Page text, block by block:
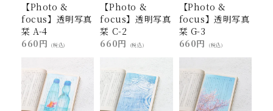
【Photo &
focus】透明写真
栞 A-4
660円
(税込)
【Photo &
focus】透明写真
栞 C-2
660円
(税込)
【Photo &
focus】透明写真
栞 G-3
660円
(税込)